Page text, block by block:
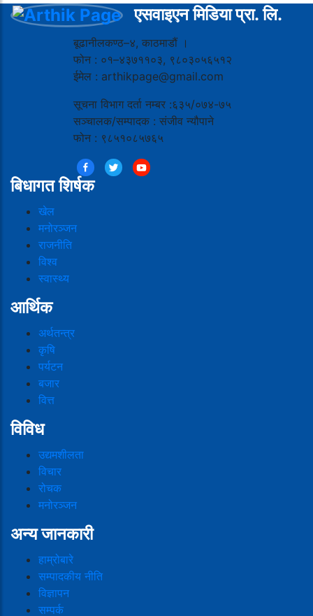
एसवाइएन मिडिया प्रा. लि.
बूढानीलकण्ठ–४, काठमाडौं ।
फोन : ०१–४३७११०३, ९८०३०५६५१२
ईमेल : arthikpage@gmail.com
सूचना विभाग दर्ता नम्बर :६३५/०७४-७५
सञ्चालक/सम्पादक : संजीव न्यौपाने
फोन : ९८५१०८५७६५
बिधागत शिर्षक
खेल
मनोरञ्जन
राजनीति
विश्व
स्वास्थ्य
आर्थिक
अर्थतन्त्र
कृषि
पर्यटन
बजार
वित्त
विविध
उद्यमशीलता
विचार
रोचक
मनोरञ्जन
अन्य जानकारी
हाम्रोबारे
सम्पादकीय नीति
विज्ञापन
सम्पर्क